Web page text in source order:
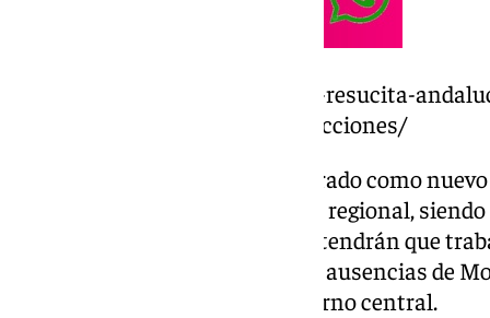
https://www.101tv.es/montero-resucita-
regional-psoe-vamos-ganar-elecciones/
De este modo, Pérez será nombrado como
Institucional del partido a nivel regional,
Ejecutiva Regional (CER), y que tendrán que
próximos meses para suplir las ausencias de
ministra de Haciendo del Gobierno central.